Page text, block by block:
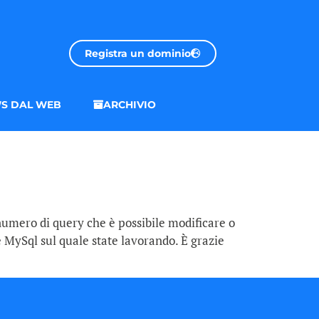
Registra un dominio
DAL WEB ARCHIVIO
di query che è possibile modificare o
sul quale state lavorando. È grazie